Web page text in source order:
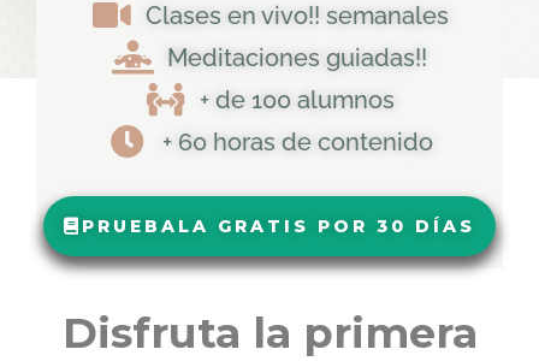
Clases en vivo!! semanales
Meditaciones guiadas!!
+ de 100 alumnos
+ 60 horas de contenido
PRUEBALA GRATIS POR 30 DÍAS
Disfruta la primera